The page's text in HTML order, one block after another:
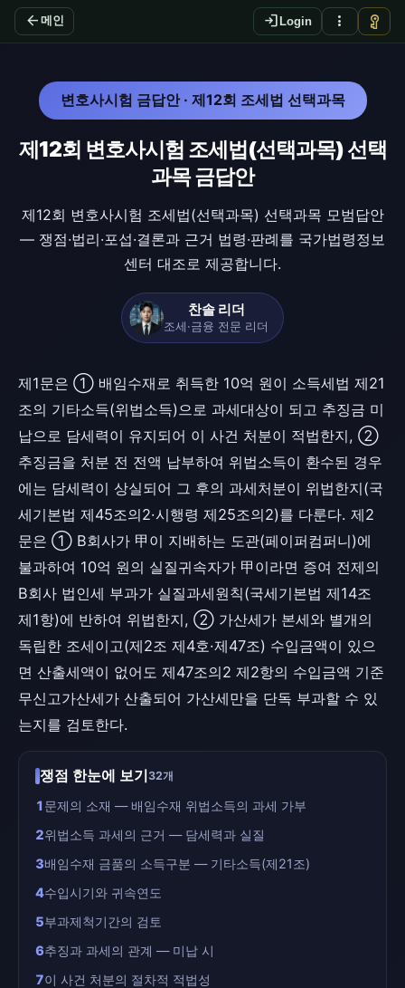
arrow_back 메인 login Login more_vert vpn_key
변호사시험 금답안 · 제12회 조세법 선택과목
제12회 변호사시험 조세법(선택과목) 선택
과목 금답안
제12회 변호사시험 조세법(선택과목) 선택과목 모범답안
— 쟁점·법리·포섭·결론과 근거 법령·판례를 국가법령정보
센터 대조로 제공합니다.
찬솔 리더
조세·금융 전문 리더
제1문은 ① 배임수재로 취득한 10억 원이 소득세법 제21
조의 기타소득(위법소득)으로 과세대상이 되고 추징금 미
납으로 담세력이 유지되어 이 사건 처분이 적법한지, ②
추징금을 처분 전 전액 납부하여 위법소득이 환수된 경우
에는 담세력이 상실되어 그 후의 과세처분이 위법한지(국
세기본법 제45조의2·시행령 제25조의2)를 다룬다. 제2
문은 ① B회사가 甲이 지배하는 도관(페이퍼컴퍼니)에
불과하여 10억 원의 실질귀속자가 甲이라면 증여 전제의
B회사 법인세 부과가 실질과세원칙(국세기본법 제14조
제1항)에 반하여 위법한지, ② 가산세가 본세와 별개의
독립한 조세이고(제2조 제4호·제47조) 수입금액이 있으
면 산출세액이 없어도 제47조의2 제2항의 수입금액 기준
무신고가산세가 산출되어 가산세만을 단독 부과할 수 있
는지를 검토한다.
쟁점 한눈에 보기32개
1문제의 소재 — 배임수재 위법소득의 과세 가부
2위법소득 과세의 근거 — 담세력과 실질
3배임수재 금품의 소득구분 — 기타소득(제21조)
4수입시기와 귀속연도
5부과제척기간의 검토
6추징과 과세의 관계 — 미납 시
7이 사건 처분의 절차적 적법성